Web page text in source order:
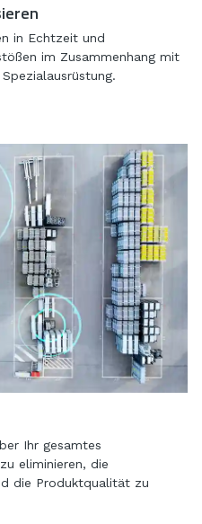
in Echtzeit und
im Zusammenhang mit
Ihr gesamtes
eliminieren, die
die Produktqualität zu